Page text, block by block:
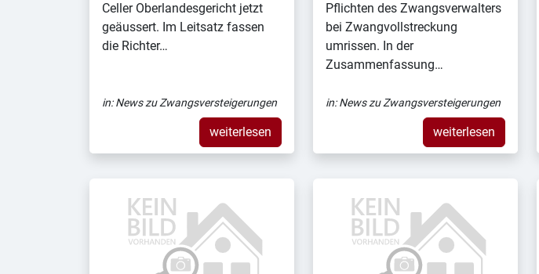
Celler Oberlandesgericht jetzt
geäussert. Im Leitsatz fassen
die Richter…
in:News zu Zwangsversteigerungen
weiterlesen
Pflichten des Zwangsverwalters
bei Zwangvollstreckung
umrissen. In der
Zusammenfassung…
in:News zu Zwangsversteigerungen
weiterlesen